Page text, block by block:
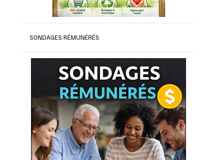
SONDAGES RÉMUNÉRÉS